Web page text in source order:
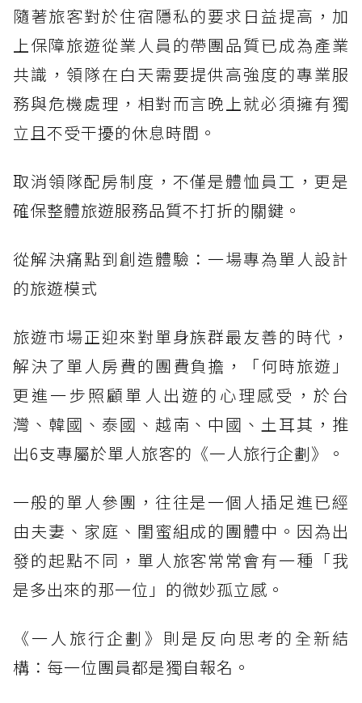
隨著旅客對於住宿隱私的要求日益提高，加
上保障旅遊從業人員的帶團品質已成為產業
共識，領隊在白天需要提供高強度的專業服
務與危機處理，相對而言晚上就必須擁有獨
立且不受干擾的休息時間。
取消領隊配房制度，不僅是體恤員工，更是
確保整體旅遊服務品質不打折的關鍵。
從解決痛點到創造體驗：一場專為單人設計
的旅遊模式
旅遊市場正迎來對單身族群最友善的時代，
解決了單人房費的團費負擔，「何時旅遊」
更進一步照顧單人出遊的心理感受，於台
灣、韓國、泰國、越南、中國、土耳其，推
出6支專屬於單人旅客的《一人旅行企劃》。
一般的單人參團，往往是一個人插足進已經
由夫妻、家庭、閨蜜組成的團體中。因為出
發的起點不同，單人旅客常常會有一種「我
是多出來的那一位」的微妙孤立感。
《一人旅行企劃》則是反向思考的全新結
構：每一位團員都是獨自報名。